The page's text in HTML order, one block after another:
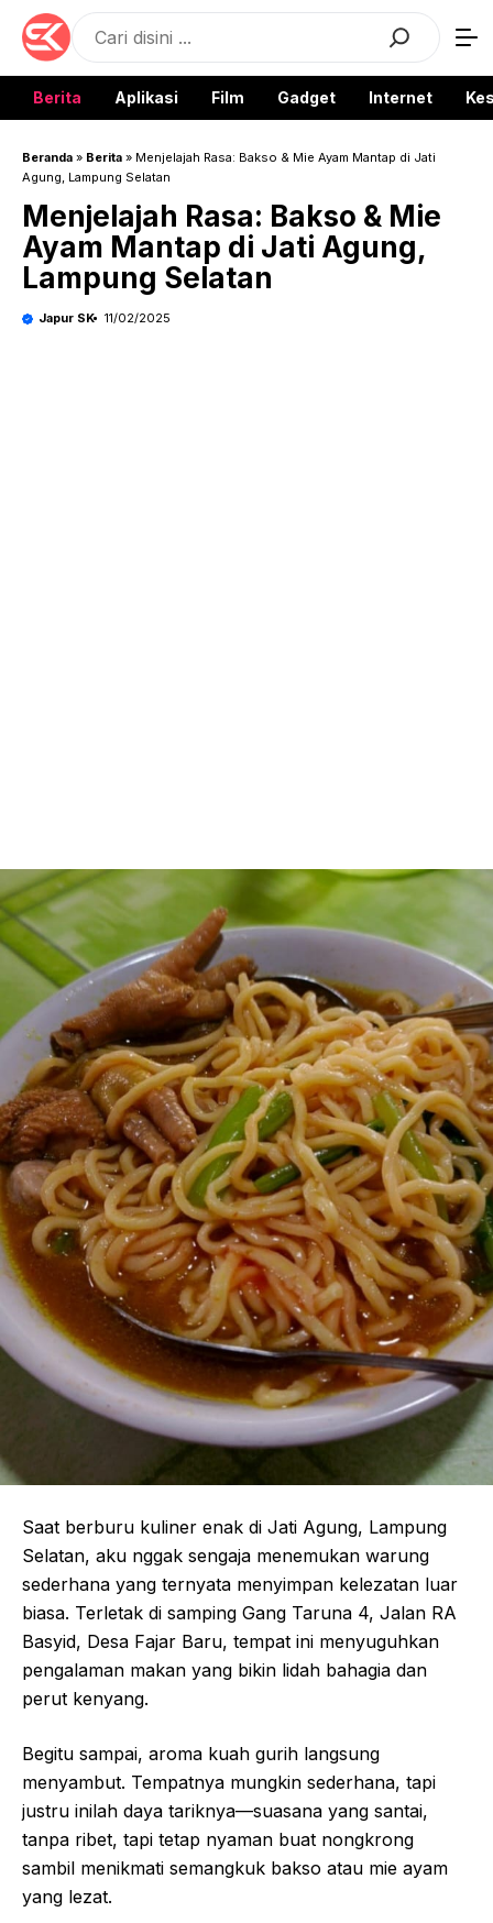
Langsung
Berita Aplikasi Film Gadget Internet
Beranda » Berita » Menjelajah Rasa: Bakso & Mie Ayam Mantap di Jati
Agung, Lampung Selatan
Menjelajah Rasa: Bakso & Mie
Ayam Mantap di Jati Agung,
Lampung Selatan
Japur SK 11/02/2025
Saat berburu kuliner enak di Jati Agung, Lampung
Selatan, aku nggak sengaja menemukan warung
sederhana yang ternyata menyimpan kelezatan luar
biasa. Terletak di samping Gang Taruna 4, Jalan RA
Basyid, Desa Fajar Baru, tempat ini menyuguhkan
pengalaman makan yang bikin lidah bahagia dan
perut kenyang.
Begitu sampai, aroma kuah gurih langsung
menyambut. Tempatnya mungkin sederhana, tapi
justru inilah daya tariknya—suasana yang santai,
tanpa ribet, tapi tetap nyaman buat nongkrong
sambil menikmati semangkuk bakso atau mie ayam
yang lezat.